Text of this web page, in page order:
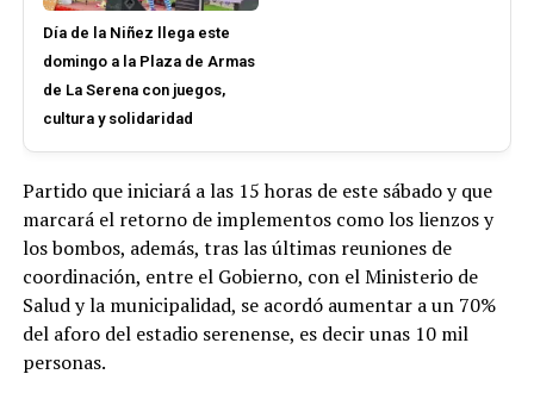
Día de la Niñez llega este
domingo a la Plaza de Armas
de La Serena con juegos,
cultura y solidaridad
Partido que iniciará a las 15 horas de este sábado y que
marcará el retorno de implementos como los lienzos y
los bombos, además, tras las últimas reuniones de
coordinación, entre el Gobierno, con el Ministerio de
Salud y la municipalidad, se acordó aumentar a un 70%
del aforo del estadio serenense, es decir unas 10 mil
personas.